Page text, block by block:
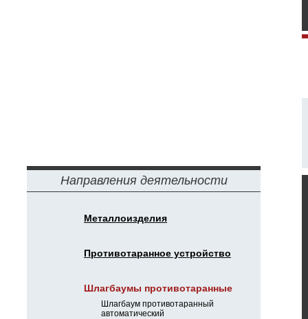
Направления деятельности
Металлоизделия
Противотаранное устройство
Шлагбаумы противотаранные
Шлагбаум противотаранный
автоматический